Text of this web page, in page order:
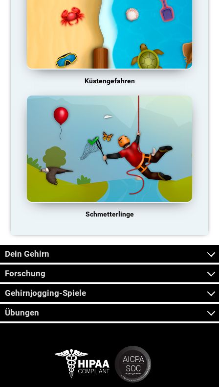
Küstengefahren
Schmetterlinge
Dein Gehirn
Forschung
Gehirnjogging-Spiele
Übungen